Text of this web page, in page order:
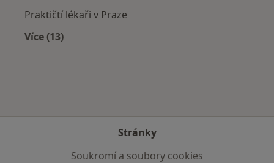
Praktičtí lékaři v Praze
Více (13)
Stránky
Soukromí a soubory cookies